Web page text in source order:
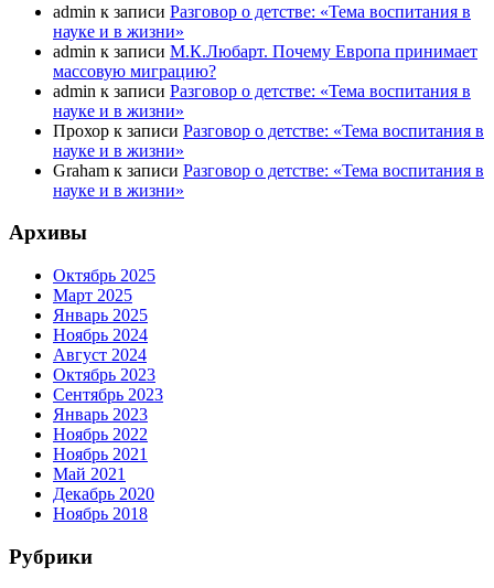
admin к записи Разговор о детстве: «Тема воспитания в
науке и в жизни»
admin к записи М.К.Любарт. Почему Европа принимает
массовую миграцию?
admin к записи Разговор о детстве: «Тема воспитания в
науке и в жизни»
Прохор к записи Разговор о детстве: «Тема воспитания в
науке и в жизни»
Graham к записи Разговор о детстве: «Тема воспитания в
науке и в жизни»
Архивы
Октябрь 2025
Март 2025
Январь 2025
Ноябрь 2024
Август 2024
Октябрь 2023
Сентябрь 2023
Январь 2023
Ноябрь 2022
Ноябрь 2021
Май 2021
Декабрь 2020
Ноябрь 2018
Рубрики